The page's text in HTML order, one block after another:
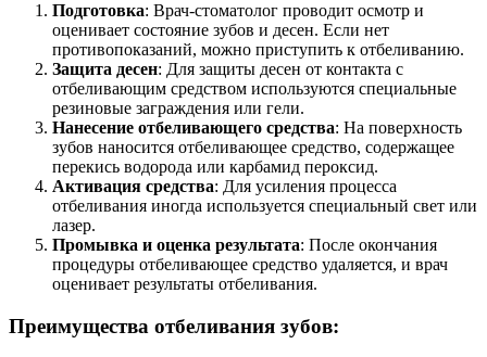
Подготовка: Врач-стоматолог проводит осмотр и
оценивает состояние зубов и десен. Если нет
противопоказаний, можно приступить к отбеливанию.
Защита десен: Для защиты десен от контакта с
отбеливающим средством используются специальные
резиновые заграждения или гели.
Нанесение отбеливающего средства: На поверхность
зубов наносится отбеливающее средство, содержащее
перекись водорода или карбамид пероксид.
Активация средства: Для усиления процесса
отбеливания иногда используется специальный свет или
лазер.
Промывка и оценка результата: После окончания
процедуры отбеливающее средство удаляется, и врач
оценивает результаты отбеливания.
Преимущества отбеливания зубов: